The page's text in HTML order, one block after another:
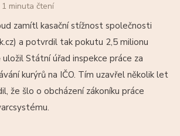
1 minuta čtení
zamítl kasační stížnost společnosti
a potvrdil tak pokutu 2,5 milionu
Státní úřad inspekce práce za
kurýrů na IČO. Tím uzavřel několik let
že šlo o obcházení zákoníku práce